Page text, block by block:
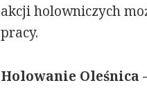
akcji holowniczych
pracy.
Holowanie Oleśnica